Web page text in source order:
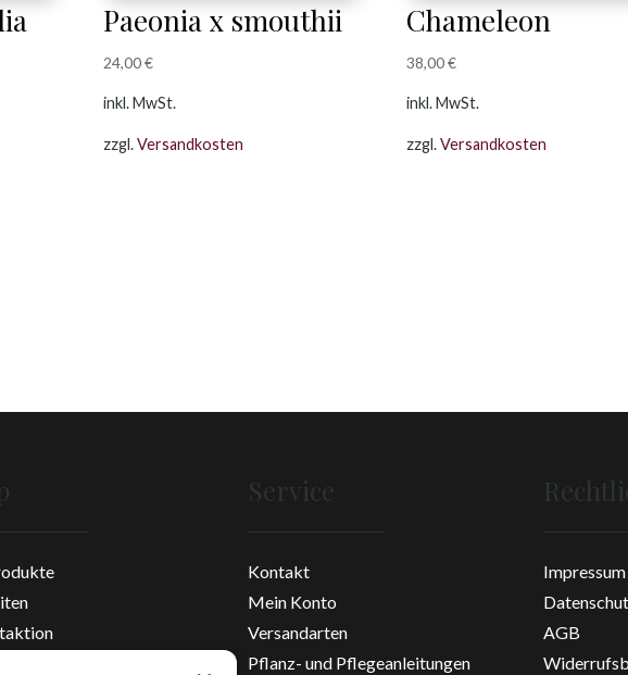
Paeonia x smouthii
24,00€
inkl. MwSt.
zzgl.Versandkosten
Chameleon
38,00€
inkl. MwSt.
zzgl.Versandkosten
Service
Kontakt
Mein Konto
Versandarten
Pflanz- und Pflegeanleitungen
Impressum
AGB